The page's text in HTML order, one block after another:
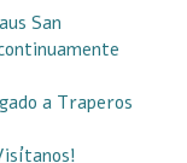
San
a Traperos